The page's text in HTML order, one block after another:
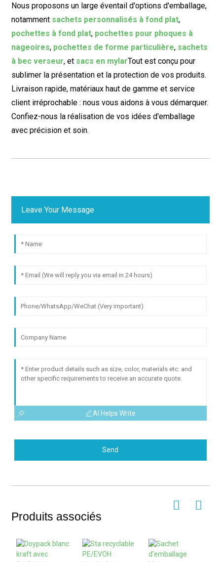
Nous proposons un large éventail d'options d'emballage,
notamment sachets personnalisés à fond plat,
pochettes à fond plat, pochettes pour phoques à
nageoires, pochettes de forme particulière, sachets
à bec verseur, et sacs en mylarTout est conçu pour
sublimer la présentation et la protection de vos produits.
Livraison rapide, matériaux haut de gamme et service
client irréprochable : nous vous aidons à vous démarquer.
Confiez-nous la réalisation de vos idées d'emballage
avec précision et soin.
Leave Your Message
AI Helps Write
Send
Produits associés